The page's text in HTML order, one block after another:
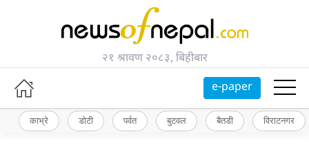
२१ श्रावण २०८३, बिहीबार
e-paper
काभ्रे डोटी पर्वत बुटवल बैतडी विराटनगर